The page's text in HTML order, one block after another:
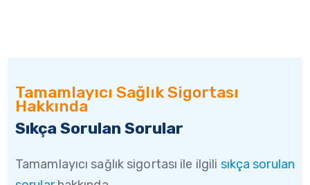
Tamamlayıcı Sağlık Sigortası
Hakkında
Sıkça Sorulan Sorular
Tamamlayıcı sağlık sigortası ile ilgili sıkça sorulan